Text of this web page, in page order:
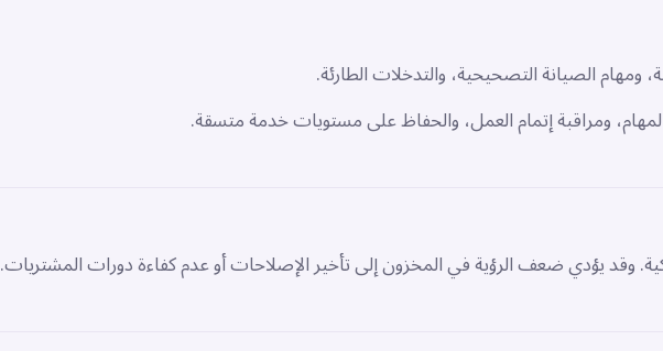
الصيانة التصحيحية، والتدخلات الطارئة.
ومراقبة إتمام العمل، والحفاظ على مستويات خدمة متسقة.
وقد يؤدي ضعف الرؤية في المخزون إلى تأخير الإصلاحات أو عدم كفاءة دورات المشتريات.